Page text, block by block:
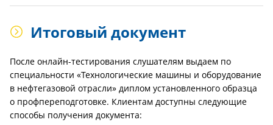
Итоговый документ
После онлайн-тестирования слушателям выдаем по
специальности «Технологические машины и оборудование
в нефтегазовой отрасли» диплом установленного образца
о профпереподготовке. Клиентам доступны следующие
способы получения документа: